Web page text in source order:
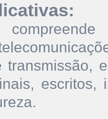
transmissão,